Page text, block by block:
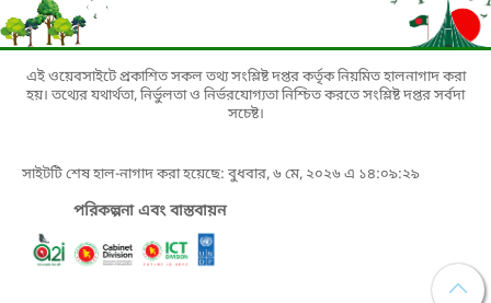
এই ওয়েবসাইটে প্রকাশিত সকল তথ্য সংশ্লিষ্ট দপ্তর কর্তৃক নিয়মিত হালনাগাদ করা
হয়। তথ্যের যথার্থতা, নির্ভুলতা ও নির্ভরযোগ্যতা নিশ্চিত করতে সংশ্লিষ্ট দপ্তর সর্বদা
সচেষ্ট।
সাইটটি শেষ হাল-নাগাদ করা হয়েছে: বুধবার, ৬ মে, ২০২৬ এ ১৪:০৯:২৯
পরিকল্পনা এবং বাস্তবায়ন